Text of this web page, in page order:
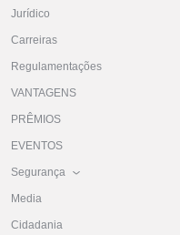
Jurídico
Carreiras
Regulamentações
VANTAGENS
PRÊMIOS
EVENTOS
Segurança
Media
Cidadania